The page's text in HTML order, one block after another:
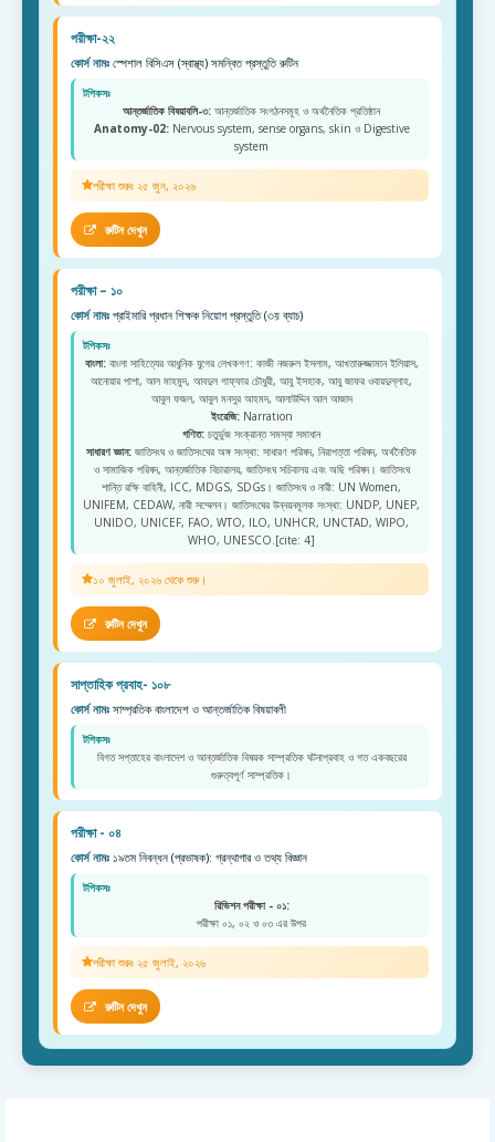
পরীক্ষা-২২
কোর্স নামঃ স্পেশাল বিসিএস (স্বাস্থ্য) সমন্বিত প্রস্তুতি রুটিন
টপিকসঃ
আন্তর্জাতিক বিষয়াবলি-৩: আন্তর্জাতিক সংগঠনসমূহ ও অর্থনৈতিক প্রতিষ্ঠান
Anatomy-02:Nervous system, sense organs, skin ও Digestive
system
পরীক্ষা শুরুঃ ২৫ জুন, ২০২৬
রুটিন দেখুন
পরীক্ষা – ১০
কোর্স নামঃ প্রাইমারি প্রধান শিক্ষক নিয়োগ প্রস্তুতি (৩য় ব্যাচ)
টপিকসঃ
বাংলা:বাংলা সাহিত্যের আধুনিক যুগের লেখকগণ: কাজী নজরুল ইসলাম, আখতারুজ্জামান ইলিয়াস,
আনোয়ার পাশা, আল মাহমুদ, আবদুল গাফ্ফার চৌধুরী, আবু ইসহাক, আবু জাফর ওবায়দুল্লাহ,
আবুল ফজল, আবুল মনসুর আহমদ, আলাউদ্দিন আল আজাদ
ইংরেজি:Narration
গণিত: চতুর্ভুজ সংক্রান্ত সমস্যা সমাধান
সাধারণ জ্ঞান: জাতিসংঘ ও জাতিসংঘের অঙ্গ সংস্থা: সাধারণ পরিষদ, নিরাপত্তা পরিষদ, অর্থনৈতিক
ও সামাজিক পরিষদ, আন্তর্জাতিক বিচারালয়, জাতিসংঘ সচিবালয় এবং অছি পরিষদ। জাতিসংঘ
শান্তি রক্ষি বাহিনী, ICC, MDGS, SDGs। জাতিসংঘ ও নারী: UN Women,
UNIFEM, CEDAW, নারী সম্মেলন। জাতিসংঘের উন্নয়নমূলক সংস্থা: UNDP, UNEP,
UNIDO, UNICEF, FAO, WTO, ILO, UNHCR, UNCTAD, WIPO,
WHO, UNESCO.[cite: 4]
১০ জুলাই, ২০২৬ থেকে শুরু।
রুটিন দেখুন
সাপ্তাহিক প্রবাহ- ১০৮
কোর্স নামঃ সাম্প্রতিক বাংলাদেশ ও আন্তর্জাতিক বিষয়াবলী
টপিকসঃ
বিগত সপ্তাহের বাংলাদেশ ও আন্তর্জাতিক বিষয়ক সাম্প্রতিক ঘটনাপ্রবাহ ও গত একবছরের
গুরুত্বপূর্ণ সাম্প্রতিক।
পরীক্ষা - ০৪
কোর্স নামঃ ১৯তম নিবন্ধন (প্রভাষক): গ্রন্থাগার ও তথ্য বিজ্ঞান
টপিকসঃ
রিভিশন পরীক্ষা - ০১:
পরীক্ষা ০১, ০২ ও ০৩ এর উপর
পরীক্ষা শুরুঃ ২৫ জুলাই, ২০২৬
রুটিন দেখুন